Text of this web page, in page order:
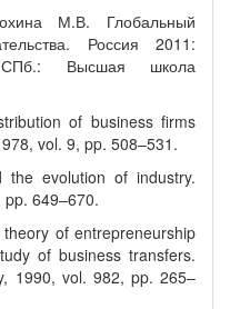
М.В. Глобальный
Россия 2011:
СПб.: Высшая школа
of business firms
vol. 9, pp. 508–531.
the evolution of industry.
649–670.
of entrepreneurship
of business transfers.
1990, vol. 982, pp. 265–